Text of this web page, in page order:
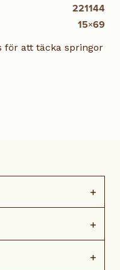
221144
15×69
för att täcka springor